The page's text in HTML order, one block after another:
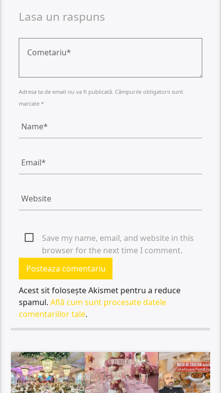
Lasa un raspuns
Adresa ta de email nu va fi publicată. Câmpurile obligatorii sunt
marcate *
Save my name, email, and website in this
browser for the next time I comment.
Acest sit folosește Akismet pentru a reduce
spamul.Află cum sunt procesate datele
comentariilor tale.